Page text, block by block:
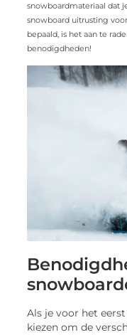
snowboardmateriaal dat
snowboard uitrusting
bepaald, is het aan te
benodigdheden!
Als je voor het
kiezen om de